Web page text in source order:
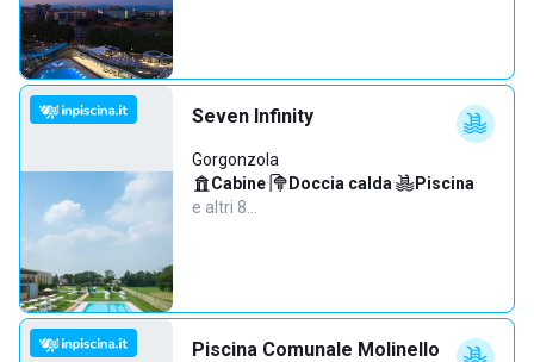
Seven Infinity
Gorgonzola
Cabine· Doccia calda· Piscina·
e altri 8…
Piscina Comunale Molinello